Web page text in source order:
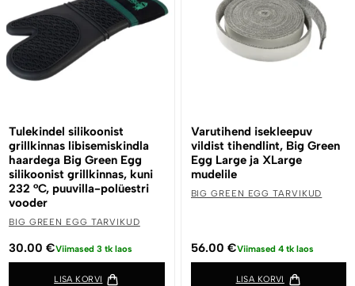
Tulekindel silikoonist
grillkinnas libisemiskindla
haardega Big Green Egg
silikoonist grillkinnas, kuni
232 °C, puuvilla-polüestri
vooder
BIG GREEN EGG TARVIKUD
30.00 €Viimased 3 tk laos
LISA KORVI
Varutihend isekleepuv
vildist tihendlint, Big Green
Egg Large ja XLarge
mudelile
BIG GREEN EGG TARVIKUD
56.00 €Viimased 4 tk laos
LISA KORVI